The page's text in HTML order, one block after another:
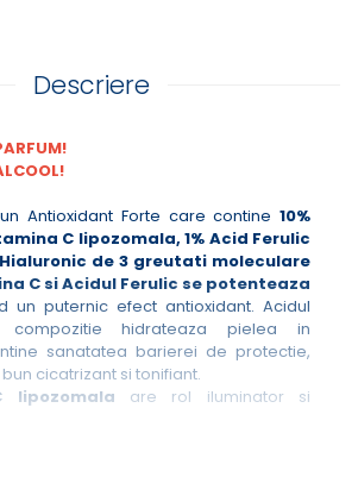
Descriere
Antioxidant Forte care contine 10%
C lipozomala, 1% Acid Ferulic
de 3 greutati moleculare
C si Acidul Ferulic se potenteaza
un puternic efect antioxidant. Acidul
compozitie hidrateaza pielea in
sanatatea barierei de protectie,
cicatrizant si tonifiant.
lipozomala are rol iluminator si
Acesta mentine sanatatea si